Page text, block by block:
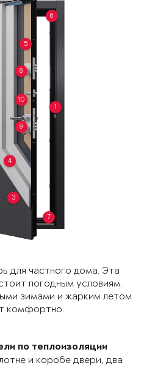
1
3
4
5
6
7
8
9
10
для частного дома. Эта
погодным условиям.
зимами и жарким летом
комфортно.
по теплоизоляции
и коробе двери, два